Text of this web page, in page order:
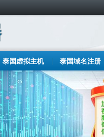
泰国虚拟主机 泰国域名注册